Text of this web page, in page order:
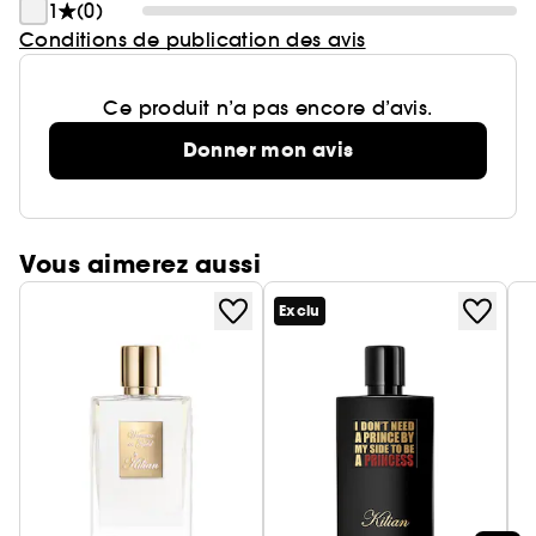
1
(0)
Conditions de publication des avis
Ce produit n’a pas encore d’avis.
Donner mon avis
Vous aimerez aussi
Exclu